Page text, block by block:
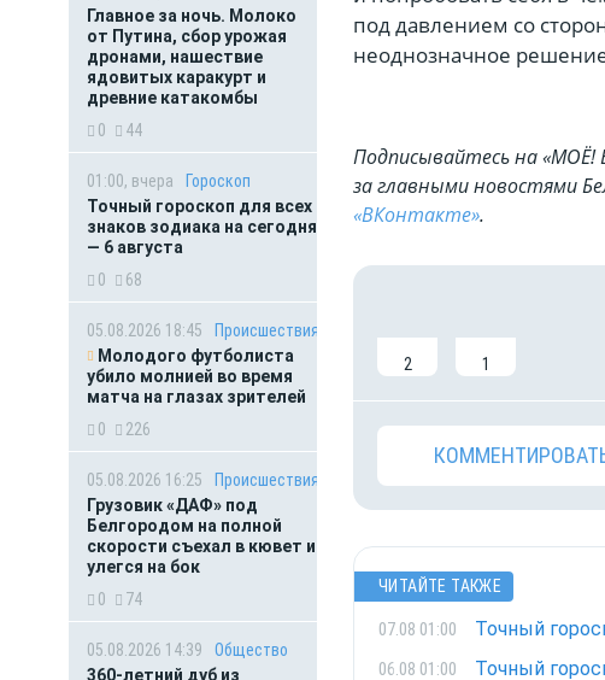
Главное за ночь. Молоко
от Путина, сбор урожая
дронами, нашествие
ядовитых каракурт и
древние катакомбы
0
44
01:00, вчера
Гороскоп
Точный гороскоп для всех
знаков зодиака на сегодня
— 6 августа
0
68
05.08.2026 18:45
Происшествия
Молодого футболиста
убило молнией во время
матча на глазах зрителей
0
226
05.08.2026 16:25
Происшествия
Грузовик «ДАФ» под
Белгородом на полной
скорости съехал в кювет и
улегся на бок
0
74
05.08.2026 14:39
Общество
360-летний дуб из
под давлением со
неоднозначное
Подписывайтесь на «МОЁ!
за главными новостями
«ВКонтакте».
2 1
ЧИТАЙТЕ ТАКЖЕ
07.08 01:00 Точный
06.08 01:00 Точный